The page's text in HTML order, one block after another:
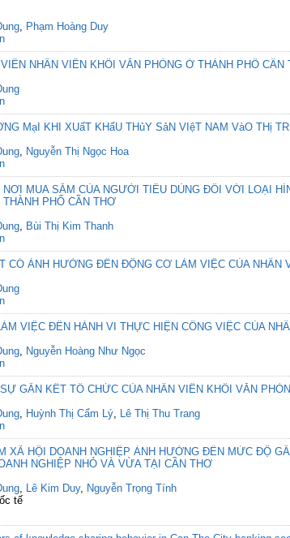
, Phạm Hoàng Duy
NHÂN VIÊN KHỐI VĂN PHÒNG Ở THÀNH PHỐ CẦN
MạI KHI XUấT KHẩU THủY SảN VIệT NAM VàO THị
, Nguyễn Thị Ngọc Hoa
MUA SẮM CỦA NGƯỜI TIÊU DÙNG ĐỐI VỚI LOẠI
PHỐ CẦN THƠ
, Bùi Thị Kim Thanh
CÓ ẢNH HƯỞNG ĐẾN ĐỘNG CƠ LÀM VIỆC CỦA NHÂN
VIỆC ĐẾN HÀNH VI THỰC HIỆN CÔNG VIỆC CỦA
, Nguyễn Hoàng Như Ngọc
GẮN KẾT TỔ CHỨC CỦA NHÂN VIÊN KHỐI VĂN
, Huỳnh Thị Cẩm Lý, Lê Thị Thu Trang
XÃ HỘI DOANH NGHIỆP ẢNH HƯỞNG ĐẾN MỨC ĐỘ
NGHIỆP NHỎ VÀ VỪA TẠI CẦN THƠ
, Lê Kim Duy, Nguyễn Trọng Tính
tế